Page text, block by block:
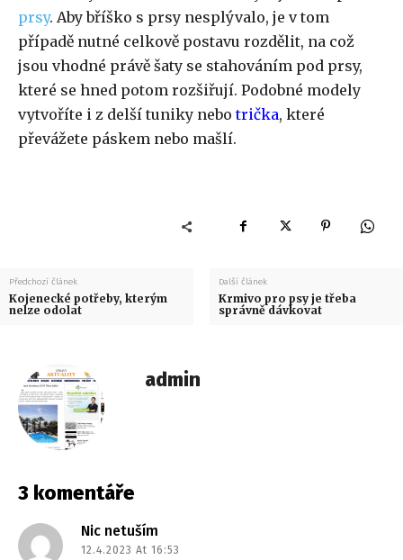
prsy. Aby bříško s prsy nesplývalo, je v tom
případě nutné celkově postavu rozdělit, na což
jsou vhodné právě šaty se stahováním pod prsy,
které se hned potom rozšiřují. Podobné modely
vytvoříte i z delší tuniky nebotrička, které
převážete páskem nebo mašlí.
Předchozí článek
Kojenecké potřeby, kterým
nelze odolat
Další článek
Krmivo pro psy je třeba
správně dávkovat
admin
3 komentáře
Nic netuším
12.4.2023 At 16:53